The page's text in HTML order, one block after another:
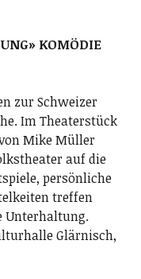
KOMÖDIE
zur Schweizer
Im Theaterstück
Mike Müller
auf die
persönliche
treffen
Unterhaltung.
Glärnisch,